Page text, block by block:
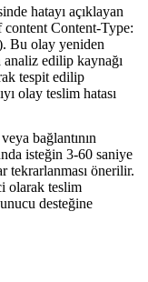
hatayı açıklayan
Content-Type:
Bu olay yeniden
edilip kaynağı
tespit edilip
olay teslim hatası
bağlantının
isteğin 3-60 saniye
tekrarlanması önerilir.
olarak teslim
desteğine